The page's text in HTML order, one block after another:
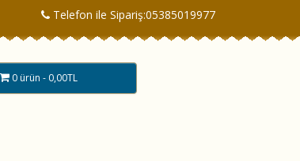
Telefon ile Sipariş:05385019977
0 ürün - 0,00TL